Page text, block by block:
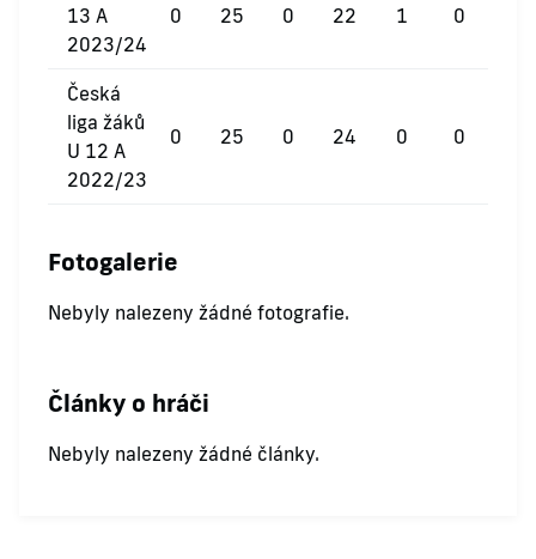
13 A
2023/24
0 25 0 22 1 0
Česká
liga žáků
U 12 A
2022/23
0 25 0 24 0 0
Fotogalerie
Nebyly nalezeny žádné fotografie.
Články o hráči
Nebyly nalezeny žádné články.